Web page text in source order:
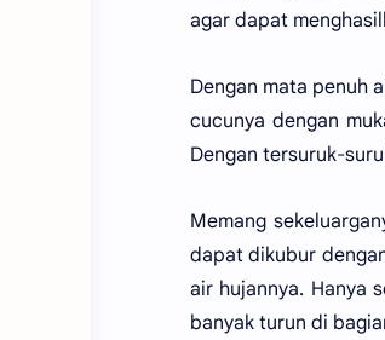
agar dapat
Dengan mata penuh
cucunya dengan
Dengan tersuruk-
Memang
dapat dikubur
air hujannya. Hanya
banyak turun di